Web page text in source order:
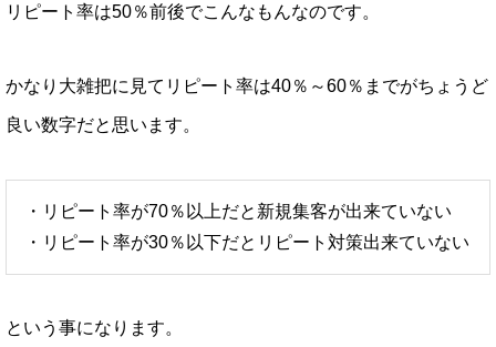
リピート率は50％前後でこんなもんなのです。
かなり大雑把に見てリピート率は40％～60％までがちょうど
良い数字だと思います。
・リピート率が70％以上だと新規集客が出来ていない
・リピート率が30％以下だとリピート対策出来ていない
という事になります。